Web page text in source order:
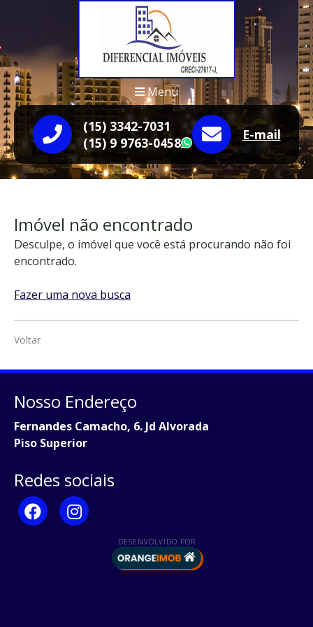
Menu
(15) 3342-7031
(15) 9 9763-0458
WhatsApp
E-mail
Imóvel não encontrado
Desculpe, o imóvel que você está procurando não foi
encontrado.
Fazer uma nova busca
Voltar
Nosso Endereço
Fernandes Camacho, 6. Jd Alvorada
Piso Superior
Redes sociais
DESENVOLVIDO POR